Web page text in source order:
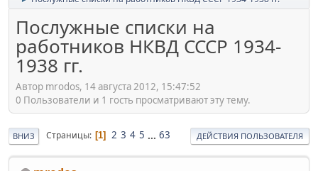
Послужные списки на
работников НКВД СССР 1934-
1938 гг.
Автор mrodos, 14 августа 2012, 15:47:52
0 Пользователи и 1 гость просматривают эту тему.
ВНИЗ Страницы 1 2 3 4 5 ... 63 ДЕЙСТВИЯ ПОЛЬЗОВАТЕЛЯ